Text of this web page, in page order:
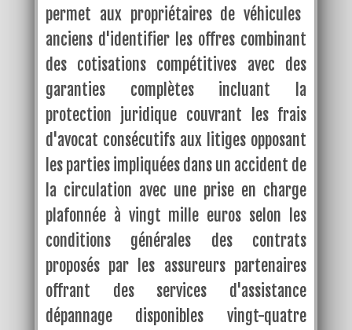
permet aux propriétaires de véhicules
anciens d'identifier les offres combinant
des cotisations compétitives avec des
garanties complètes incluant la
protection juridique couvrant les frais
d'avocat consécutifs aux litiges opposant
les parties impliquées dans un accident de
la circulation avec une prise en charge
plafonnée à vingt mille euros selon les
conditions générales des contrats
proposés par les assureurs partenaires
offrant des services d'assistance
dépannage disponibles vingt-quatre